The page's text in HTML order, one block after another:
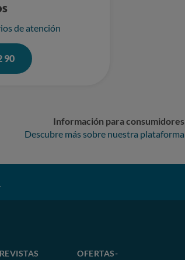
de atención
90
Información para consumidores
Descubre más sobre nuestra plataforma
REVISTAS
OFERTAS-